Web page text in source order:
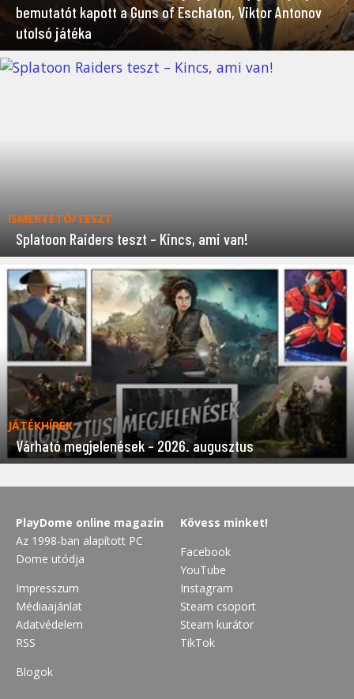
bemutatót kapott a Guns of Eschaton, Viktor Antonov
utolsó játéka
ISMERTETŐ/TESZT
Splatoon Raiders teszt – Kincs, ami van!
JÁTÉKHÍREK
Várható megjelenések – 2026. augusztus
PlayDome online magazin
Az 1998-ban alapított PC
Dome utódja
Impresszum
Médiaajánlat
Adatvédelem
RSS
Blogok
Kövess minket!
Facebook
YouTube
Instagram
Steam csoport
Steam kurátor
TikTok